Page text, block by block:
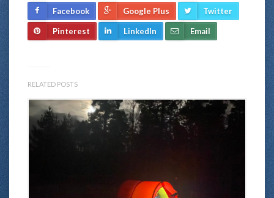
Facebook Google Plus Twitter
Pinterest LinkedIn Email
RELATED POSTS